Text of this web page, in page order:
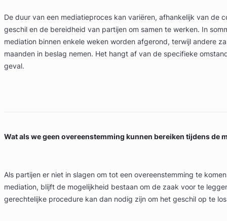
De duur van een mediatieproces kan variëren, afhankelijk van de
geschil en de bereidheid van partijen om samen te werken. In
mediation binnen enkele weken worden afgerond, terwijl andere
maanden in beslag nemen. Het hangt af van de specifieke
geval.
Wat als we geen overeenstemming kunnen bereiken tijdens de
Als partijen er niet in slagen om tot een overeenstemming te
mediation, blijft de mogelijkheid bestaan om de zaak voor te
gerechtelijke procedure kan dan nodig zijn om het geschil op te